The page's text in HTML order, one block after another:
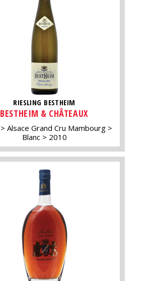
RIESLING BESTHEIM
BESTHEIM & CHÂTEAUX
Alsace Grand Cru Mambourg
Blanc
2010